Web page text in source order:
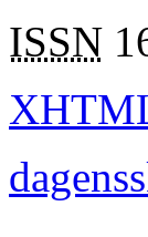
ISSN